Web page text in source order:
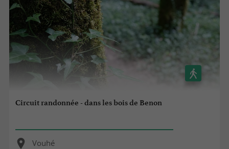
Circuit randonnée - dans les bois de Benon
Vouhé